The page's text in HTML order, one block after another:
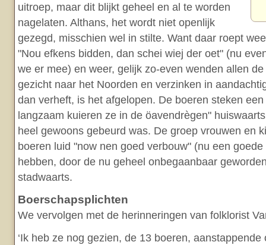
uitroep, maar dit blijkt geheel en al te worden
nagelaten. Althans, het wordt niet openlijk
gezegd, misschien wel in stilte. Want daar roept
"Nou efkens bidden, dan schei wiej der oet" (nu
we er mee) en weer, gelijk zo-even wenden allen
gezicht naar het Noorden en verzinken in
dan verheft, is het afgelopen. De boeren steken
langzaam kuieren ze in de öavendrègen"
heel gewoons gebeurd was. De groep vrouwen en
boeren luid "now nen goed verbouw" (nu een
hebben, door de nu geheel onbegaanbaar
stadwaarts.
Boerschapsplichten
We vervolgen met de herinneringen van folklorist
‘Ik heb ze nog gezien, de 13 boeren, aanstappende